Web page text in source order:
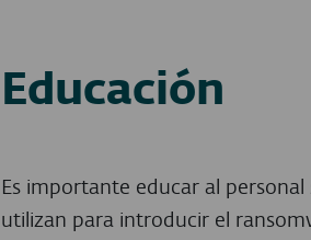
Educación
Es importante educar al
utilizan para introducir el